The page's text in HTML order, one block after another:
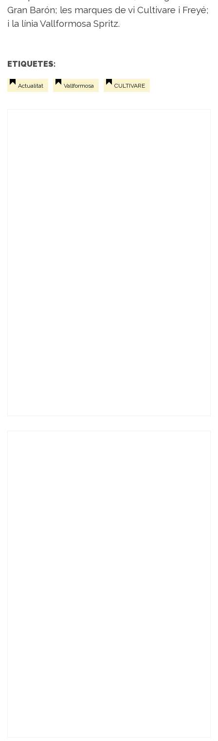
Gran Barón; les marques de vi Cultivare i Freyé;
i la línia Vallformosa Spritz.
ETIQUETES:
Actualitat Vallformosa CULTIVARE